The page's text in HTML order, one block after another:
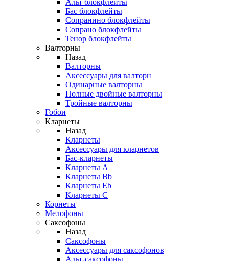
Альт блокфлейты
Бас блокфлейты
Сопранино блокфлейты
Сопрано блокфлейты
Тенор блокфлейты
Валторны
Назад
Валторны
Аксессуары для валторн
Одинарные валторны
Полные двойные валторны
Тройные валторны
Гобои
Кларнеты
Назад
Кларнеты
Аксессуары для кларнетов
Бас-кларнеты
Кларнеты A
Кларнеты Bb
Кларнеты Eb
Кларнеты С
Корнеты
Мелофоны
Саксофоны
Назад
Саксофоны
Аксессуары для саксофонов
Альт-саксофоны